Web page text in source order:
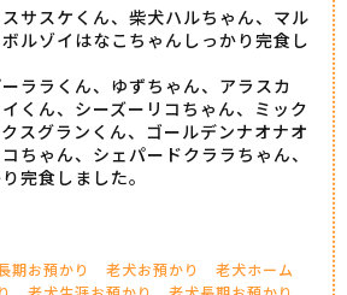
サスケくん、柴犬ハルちゃん、マル
ルゾイはなこちゃんしっかり完食し
ララくん、ゆずちゃん、アラスカ
くん、シーズーリコちゃん、ミック
スグランくん、ゴールデンナオナオ
ちゃん、シェパードクララちゃん、
完食しました。
期お預かり 老犬お預かり
老犬ホーム